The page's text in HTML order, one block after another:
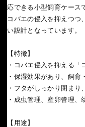
応できる小型飼育ケース
コバエの侵入を抑えつつ
い設計となっています。
【特徴】
・コバエ侵入を抑える
・保湿効果があり、飼
・フタがしっかり閉ま
・成虫管理、産卵管理
【用途】